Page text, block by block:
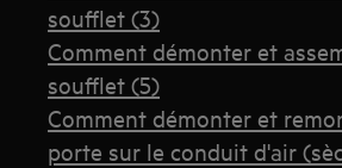
soufflet (3)
Comment démonter et
soufflet (5)
Comment démonter et
porte sur le conduit d'air